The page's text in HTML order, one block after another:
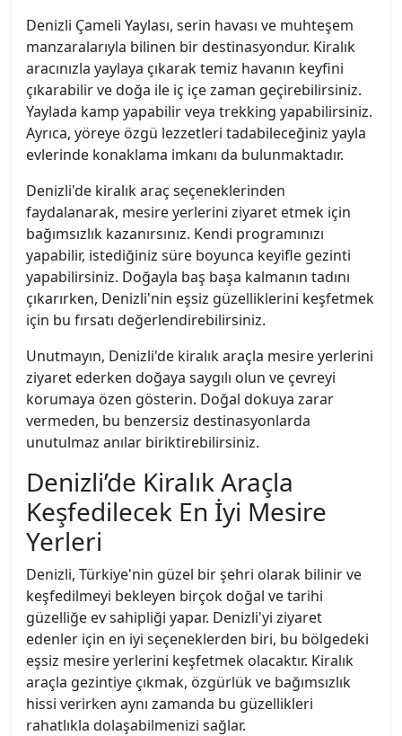
Denizli Çameli Yaylası, serin havası ve muhteşem
manzaralarıyla bilinen bir destinasyondur. Kiralık
aracınızla yaylaya çıkarak temiz havanın keyfini
çıkarabilir ve doğa ile iç içe zaman geçirebilirsiniz.
Yaylada kamp yapabilir veya trekking yapabilirsiniz.
Ayrıca, yöreye özgü lezzetleri tadabileceğiniz yayla
evlerinde konaklama imkanı da bulunmaktadır.
Denizli'de kiralık araç seçeneklerinden
faydalanarak, mesire yerlerini ziyaret etmek için
bağımsızlık kazanırsınız. Kendi programınızı
yapabilir, istediğiniz süre boyunca keyifle gezinti
yapabilirsiniz. Doğayla baş başa kalmanın tadını
çıkarırken, Denizli'nin eşsiz güzelliklerini keşfetmek
için bu fırsatı değerlendirebilirsiniz.
Unutmayın, Denizli'de kiralık araçla mesire yerlerini
ziyaret ederken doğaya saygılı olun ve çevreyi
korumaya özen gösterin. Doğal dokuya zarar
vermeden, bu benzersiz destinasyonlarda
unutulmaz anılar biriktirebilirsiniz.
Denizli’de Kiralık Araçla
Keşfedilecek En İyi Mesire
Yerleri
Denizli, Türkiye'nin güzel bir şehri olarak bilinir ve
keşfedilmeyi bekleyen birçok doğal ve tarihi
güzelliğe ev sahipliği yapar. Denizli'yi ziyaret
edenler için en iyi seçeneklerden biri, bu bölgedeki
eşsiz mesire yerlerini keşfetmek olacaktır. Kiralık
araçla gezintiye çıkmak, özgürlük ve bağımsızlık
hissi verirken aynı zamanda bu güzellikleri
rahatlıkla dolaşabilmenizi sağlar.